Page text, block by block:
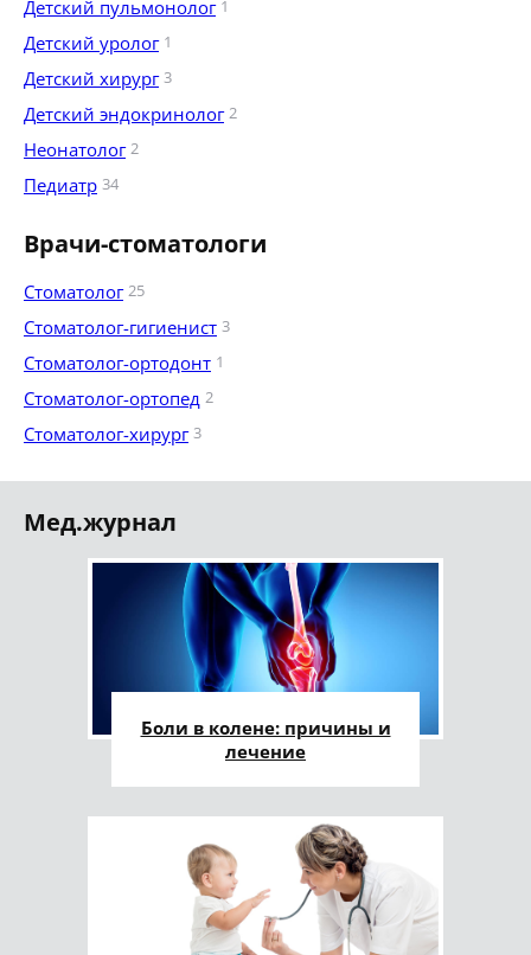
Детский пульмонолог 1
Детский уролог 1
Детский хирург 3
Детский эндокринолог 2
Неонатолог 2
Педиатр 34
Врачи-стоматологи
Стоматолог 25
Стоматолог-гигиенист 3
Стоматолог-ортодонт 1
Стоматолог-ортопед 2
Стоматолог-хирург 3
Мед.журнал
Боли в колене: причины и
лечение